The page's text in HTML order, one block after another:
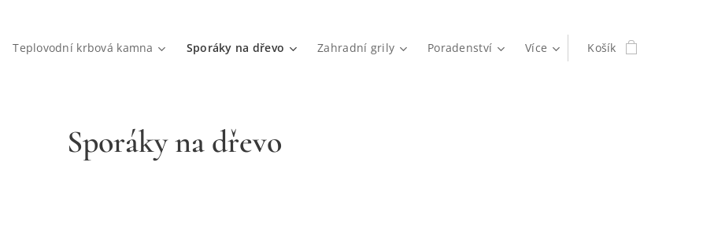
Teplovodní krbová kamna Sporáky na dřevo Zahradní grily Poradenství Více Košík
Sporáky na dřevo